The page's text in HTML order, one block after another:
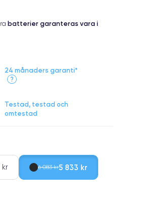
batterier garanteras vara i
24 månaders garanti*
?
Testad, testad och
omtestad
kr 6 083 kr5 833 kr